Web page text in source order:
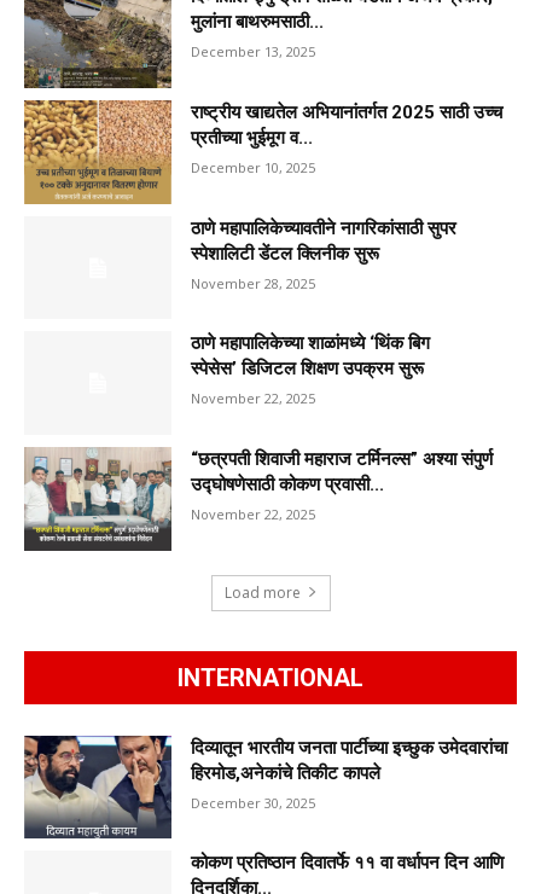
मुलांना बाथरुमसाठी...
December 13, 2025
राष्ट्रीय खाद्यतेल अभियानांतर्गत 2025 साठी उच्च
प्रतीच्या भुईमूग व...
December 10, 2025
ठाणे महापालिकेच्यावतीने नागरिकांसाठी सुपर
स्पेशालिटी डेंटल क्लिनीक सुरू
November 28, 2025
ठाणे महापालिकेच्या शाळांमध्ये ‘थिंक बिग
स्पेसेस’ डिजिटल शिक्षण उपक्रम सुरू
November 22, 2025
“छत्रपती शिवाजी महाराज टर्मिनल्स” अश्या संपुर्ण
उद्घोषणेसाठी कोकण प्रवासी...
November 22, 2025
Load more
INTERNATIONAL
दिव्यातून भारतीय जनता पार्टीच्या इच्छुक उमेदवारांचा
हिरमोड,अनेकांचे तिकीट कापले
December 30, 2025
कोकण प्रतिष्ठान दिवातर्फे ११ वा वर्धापन दिन आणि
दिनदर्शिका...